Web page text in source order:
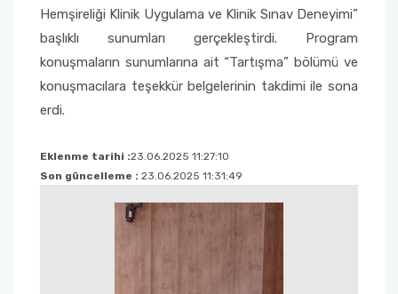
Hemşireliği Klinik Uygulama ve Klinik Sınav Deneyimi”
başlıklı sunumları gerçekleştirdi. Program
konuşmaların sunumlarına ait “Tartışma” bölümü ve
konuşmacılara teşekkür belgelerinin takdimi ile sona
erdi.
Eklenme tarihi :23.06.2025 11:27:10
Son güncelleme : 23.06.2025 11:31:49